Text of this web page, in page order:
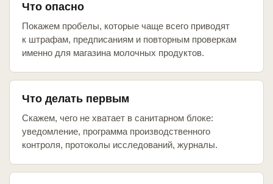
Что опасно
Покажем пробелы, которые чаще всего приводят
к штрафам, предписаниям и повторным проверкам
именно для магазина молочных продуктов.
Что делать первым
Скажем, чего не хватает в санитарном блоке:
уведомление, программа производственного
контроля, протоколы исследований, журналы.